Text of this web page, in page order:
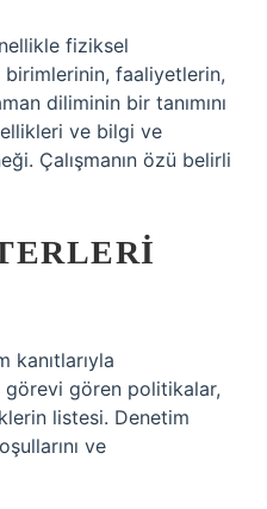
fiziksel
birimlerinin, faaliyetlerin,
diliminin bir tanımını
ve bilgi ve
Çalışmanın özü belirli
kanıtlarıyla
görevi gören politikalar,
listesi. Denetim
ve